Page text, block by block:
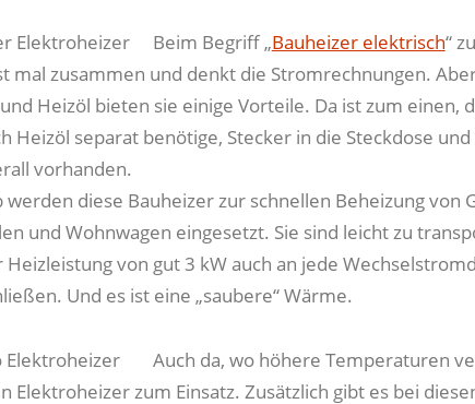
Beim Begriff „Bauheizer elektrisch“
mal zusammen und denkt die Stromrechnungen.
Heizöl bieten sie einige Vorteile. Da ist zum einen,
Heizöl separat benötige, Stecker in die Steckdose
vorhanden.
werden diese Bauheizer zur schnellen Beheizung von
und Wohnwagen eingesetzt. Sie sind leicht zu
Heizleistung von gut 3 kW auch an jede
Und es ist eine „saubere“ Wärme.
Auch da, wo höhere Temperaturen
Elektroheizer zum Einsatz. Zusätzlich gibt es bei